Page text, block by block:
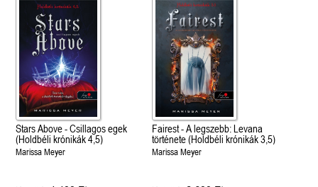
Stars Above - Csillagos egek
(Holdbéli krónikák 4,5)
Marissa Meyer
Fairest - A legszebb: Levana
története (Holdbéli krónikák 3,5)
Marissa Meyer